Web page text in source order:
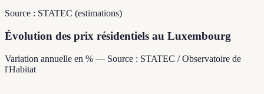
Source : STATEC (estimations)
Évolution des prix résidentiels au Luxembourg
Variation annuelle en % — Source : STATEC / Observatoire de
l'Habitat